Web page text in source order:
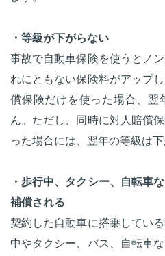
・等級が下がらない
事故で自動車保険を使うとノ
れにともない保険料がアップ
償保険だけを使った場合、翌
ん。ただし、同時に対人賠償
った場合には、翌年の等級は下
・歩行中、タクシー、自転車
補償される
契約した自動車に搭乗してい
中やタクシー、バス、自転車